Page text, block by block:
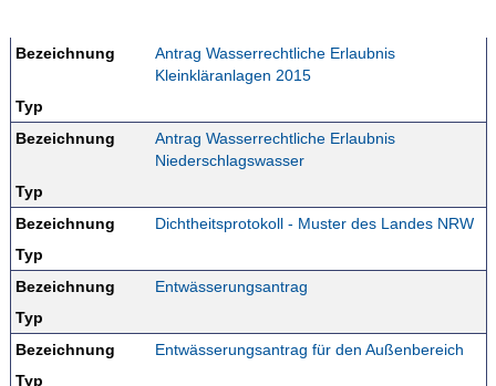
Typ
Bezeichnung
Antrag Wasserrechtliche Erlaubnis
Kleinkläranlagen 2015
Typ
Bezeichnung
Antrag Wasserrechtliche Erlaubnis
Niederschlagswasser
Typ
Bezeichnung Dichtheitsprotokoll - Muster des Landes NRW
Typ
Bezeichnung Entwässerungsantrag
Typ
Bezeichnung Entwässerungsantrag für den Außenbereich